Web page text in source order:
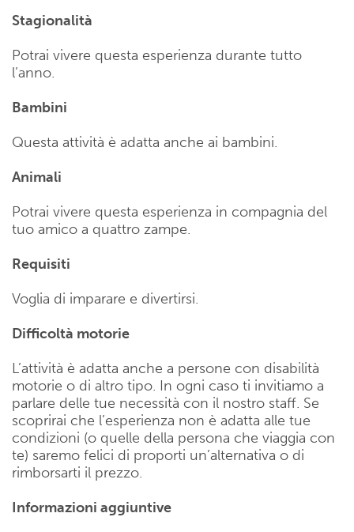
Stagionalità
Potrai vivere questa esperienza durante tutto
l’anno.
Bambini
Questa attività è adatta anche ai bambini.
Animali
Potrai vivere questa esperienza in compagnia del
tuo amico a quattro zampe.
Requisiti
Voglia di imparare e divertirsi.
Difficoltà motorie
L’attività è adatta anche a persone con disabilità
motorie o di altro tipo. In ogni caso ti invitiamo a
parlare delle tue necessità con il nostro staff. Se
scoprirai che l’esperienza non è adatta alle tue
condizioni (o quelle della persona che viaggia con
te) saremo felici di proporti un’alternativa o di
rimborsarti il prezzo.
Informazioni aggiuntive